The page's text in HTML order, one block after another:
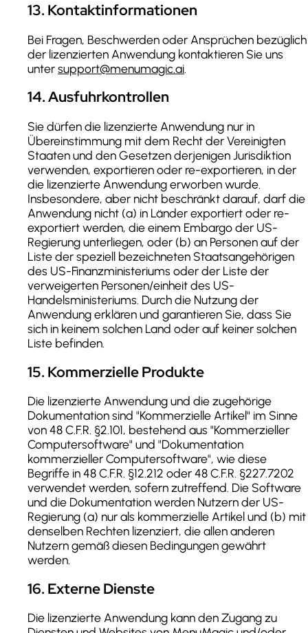
13. Kontaktinformationen
Bei Fragen, Beschwerden oder Ansprüchen bezüglich
der lizenzierten Anwendung kontaktieren Sie uns
untersupport@menumagic.ai
14.Ausfuhrkontrollen
Sie dürfen die lizenzierte Anwendung nur in
Übereinstimmung mit dem Recht der Vereinigten
Staaten und den Gesetzen derjenigen Jurisdiktion
verwenden, exportieren oder re-exportieren, in der
die lizenzierte Anwendung erworben wurde.
Insbesondere, aber nicht beschränkt darauf, darf die
Anwendung nicht (a) in Länder exportiert oder re-
exportiert werden, die einem Embargo der US-
Regierung unterliegen, oder (b) an Personen auf der
Liste der speziell bezeichneten Staatsangehörigen
des US-Finanzministeriums oder der Liste der
verweigerten Personen/einheit des US-
Handelsministeriums. Durch die Nutzung der
Anwendung erklären und garantieren Sie, dass Sie
sich in keinem solchen Land oder auf keiner solchen
Liste befinden.
15. Kommerzielle Produkte
Die lizenzierte Anwendung und die zugehörige
Dokumentation sind "Kommerzielle Artikel" im Sinne
von 48 C.F.R. §2.101, bestehend aus "Kommerzieller
Computersoftware" und "Dokumentation
kommerzieller Computersoftware", wie diese
Begriffe in 48 C.F.R. §12.212 oder 48 C.F.R. §227.7202
verwendet werden, sofern zutreffend. Die Software
und die Dokumentation werden Nutzern der US-
Regierung (a) nur als kommerzielle Artikel und (b) mit
denselben Rechten lizenziert, die allen anderen
Nutzern gemäß diesen Bedingungen gewährt
werden.
16. Externe Dienste
Die lizenzierte Anwendung kann den Zugang zu